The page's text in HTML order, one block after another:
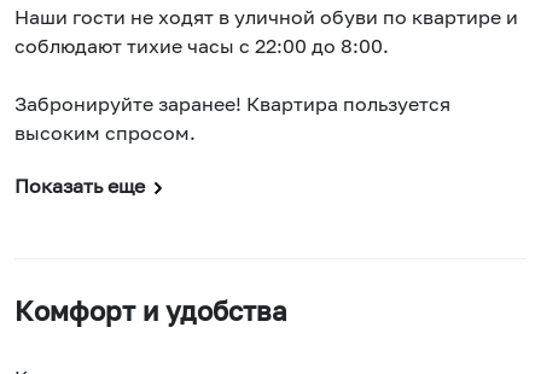
Наши гости не ходят в уличной обуви по квартире и
соблюдают тихие часы с 22:00 до 8:00.
Забронируйте заранее! Квартира пользуется
высоким спросом.
Показать еще
Комфорт и удобства